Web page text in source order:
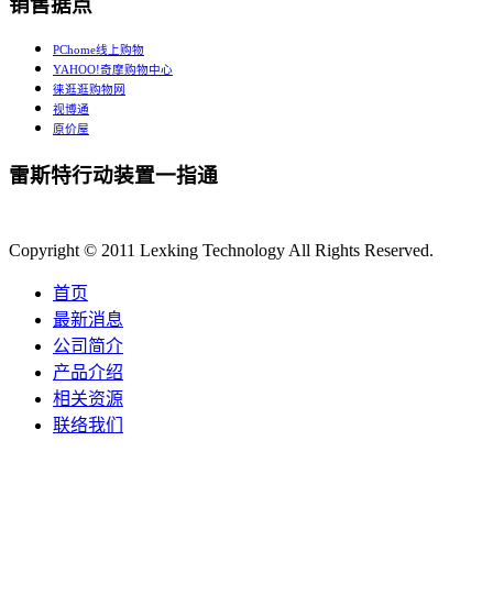
销售据点
PChome线上购物
YAHOO!奇摩购物中心
徕逛逛购物网
视博通
原价屋
雷斯特行动装置一指通
Copyright © 2011 Lexking Technology All Rights Reserved.
首页
最新消息
公司简介
产品介绍
相关资源
联络我们